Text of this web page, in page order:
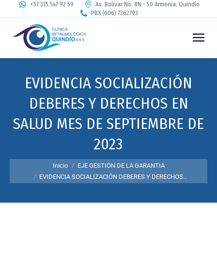
+57 315 547 92 59
Av. Bolívar No. 8N - 50 Armenia, Quindío
PBX (606) 7362793
EVIDENCIA SOCIALIZACIÓN
DEBERES Y DERECHOS EN
SALUD MES DE SEPTIEMBRE DE
2023
Estás aquí:
Inicio
EJE GESTIÓN DE LA GARANTIA
EVIDENCIA SOCIALIZACIÓN DEBERES Y DERECHOS…